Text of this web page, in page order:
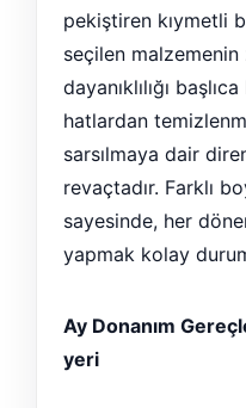
pekiştiren kıymetli
seçilen malzemenin
dayanıklılığı
hatlardan
sarsılmaya dair
revaçtadır. Farklı
sayesinde, her
yapmak kolay
Ay Donanım
yeri